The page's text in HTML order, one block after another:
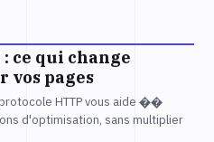
ce qui change
vos pages
HTTP vous aide ��
d'optimisation, sans multiplier